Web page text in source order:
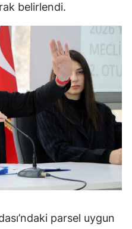
belirlendi.
parsel uygun